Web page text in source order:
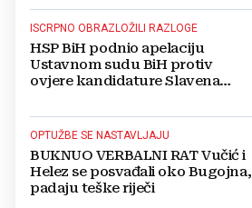
ISCRPNO OBRAZLOŽILI RAZLOGE
HSP BiH podnio apelaciju
Ustavnom sudu BiH protiv
ovjere kandidature Slavena
OPTUŽBE SE NASTAVLJAJU
BUKNUO VERBALNI RAT Vučić i
Helez se posvađali oko Bugojna,
padaju teške riječi